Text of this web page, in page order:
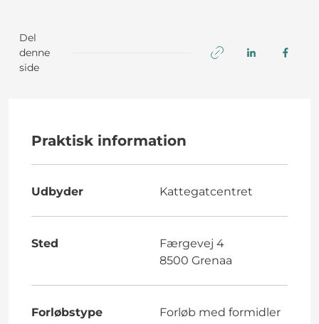
Del
denne
side
Praktisk information
Udbyder Kattegatcentret
Sted
Færgevej 4
8500 Grenaa
Forløbstype
Forløb med formidler